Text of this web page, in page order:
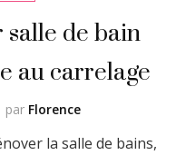
de bain
au carrelage
par Florence
la salle de bains,